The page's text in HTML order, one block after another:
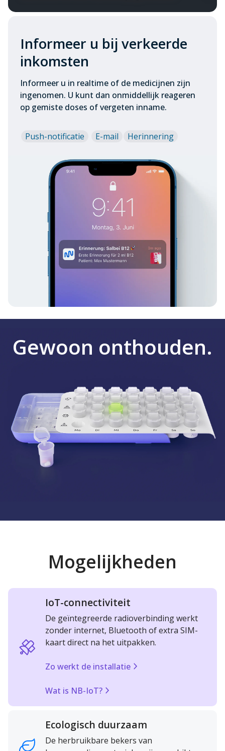
Informeer u bij verkeerde
inkomsten
Informeer u in realtime of de medicijnen zijn
ingenomen. U kunt dan onmiddellijk reageren
op gemiste doses of vergeten inname.
Push-notificatie E-mail Herinnering
Gewoon onthouden.
Mogelijkheden
IoT-connectiviteit
De geïntegreerde radioverbinding werkt
zonder internet, Bluetooth of extra SIM-
kaart direct na het uitpakken.
Zo werkt de installatie
Wat is NB-IoT?
Ecologisch duurzaam
De herbruikbare bekers van